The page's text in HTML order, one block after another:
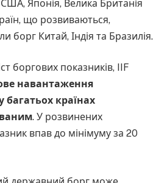
Японія, Велика Британія
що розвиваються,
борг Китай, Індія та Бразилія.
боргових показників, IIF
навантаження
багатьох країнах
. У розвинених
впав до мінімуму за 20